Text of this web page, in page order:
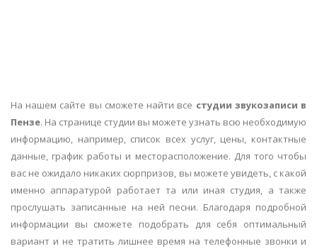
На нашем сайте вы сможете найти все студии звукозаписи в
Пензе. На странице студии вы можете узнать всю необходимую
информацию, например, список всех услуг, цены, контактные
данные, график работы и месторасположение. Для того чтобы
вас не ожидало никаких сюрпризов, вы можете увидеть, с какой
именно аппаратурой работает та или иная студия, а также
прослушать записанные на ней песни. Благодаря подробной
информации вы сможете подобрать для себя оптимальный
вариант и не тратить лишнее время на телефонные звонки и